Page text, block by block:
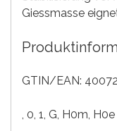
Giessmasse
GTIN/EAN:
, 0, 1, G, H0m, H0e